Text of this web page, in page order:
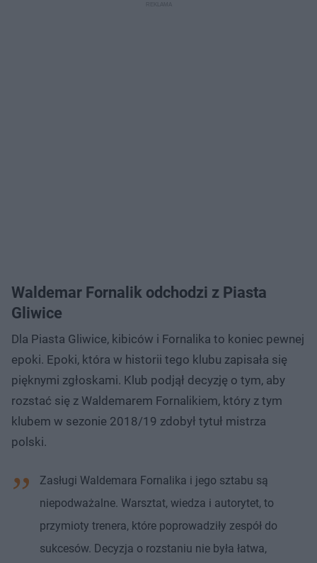
Waldemar Fornalik odchodzi z Piasta
Gliwice
Dla Piasta Gliwice, kibiców i Fornalika to koniec pewnej
epoki. Epoki, która w historii tego klubu zapisała się
pięknymi zgłoskami. Klub podjął decyzję o tym, aby
rozstać się z Waldemarem Fornalikiem, który z tym
klubem w sezonie 2018/19 zdobył tytuł mistrza
polski.
Zasługi Waldemara Fornalika i jego sztabu są
niepodważalne. Warsztat, wiedza i autorytet, to
przymioty trenera, które poprowadziły zespół do
sukcesów. Decyzja o rozstaniu nie była łatwa,